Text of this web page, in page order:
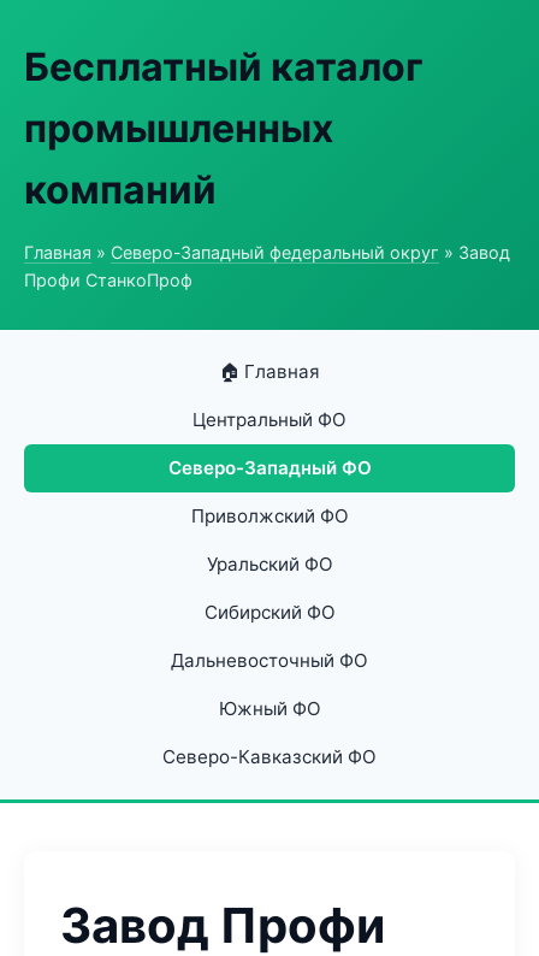
Бесплатный каталог
промышленных
компаний
Главная » Северо-Западный федеральный округ » Завод
Профи СтанкоПроф
🏠 Главная
Центральный ФО
Северо-Западный ФО
Приволжский ФО
Уральский ФО
Сибирский ФО
Дальневосточный ФО
Южный ФО
Северо-Кавказский ФО
Завод Профи